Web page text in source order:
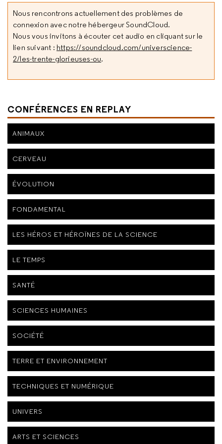
Nous rencontrons actuellement des problèmes de
connexion avec notre hébergeur SoundCloud.
Nous vous invitons à écouter cet audio en cliquant sur le
lien suivant : https://soundcloud.com/universcience-
2/les-trente-glorieuses-ou.
CONFÉRENCES EN REPLAY
ANIMAUX
CERVEAU
ÉVOLUTION
FONDAMENTAL
LES HÉROS ET HÉROÏNES DE LA SCIENCE
LE TEMPS
SANTÉ
SCIENCES HUMAINES
SOCIÉTÉ
TERRE ET ENVIRONNEMENT
TECHNIQUES ET NUMÉRIQUE
UNIVERS
ARTS ET SCIENCES